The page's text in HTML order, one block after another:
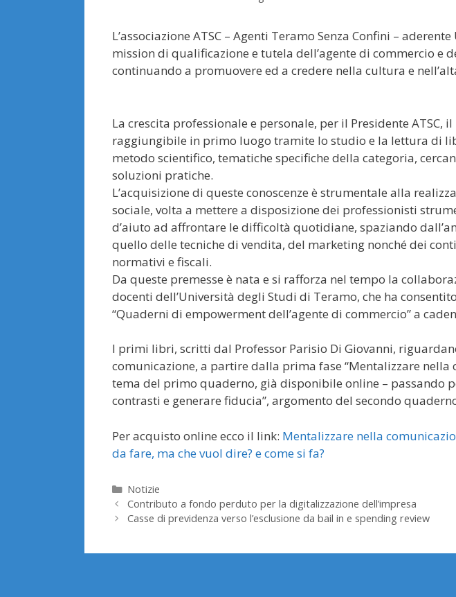
L’associazione ATSC – Agenti Teramo Senza Confini –
mission di qualificazione e tutela dell’agente di commercio e
continuando a promuovere ed a credere nella cultura e
La crescita professionale e personale, per il Presidente ATSC,
raggiungibile in primo luogo tramite lo studio e la lettura di
metodo scientifico, tematiche specifiche della categoria,
soluzioni pratiche.
L’acquisizione di queste conoscenze è strumentale alla
sociale, volta a mettere a disposizione dei professionisti
d’aiuto ad affrontare le difficoltà quotidiane, spaziando
quello delle tecniche di vendita, del marketing nonché dei
normativi e fiscali.
Da queste premesse è nata e si rafforza nel tempo la
docenti dell’Università degli Studi di Teramo, che ha
“Quaderni di empowerment dell’agente di commercio” a
I primi libri, scritti dal Professor Parisio Di Giovanni,
comunicazione, a partire dalla prima fase “Mentalizzare nella
tema del primo quaderno, già disponibile online – passando
contrasti e generare fiducia”, argomento del secondo
Per acquisto online ecco il link: Mentalizzare nella
da fare, ma che vuol dire? e come si fa?
Categorie
Notizie
Contributo a fondo perduto per la digitalizzazione dell’impresa
Casse di previdenza verso l’esclusione da bail in e spending review